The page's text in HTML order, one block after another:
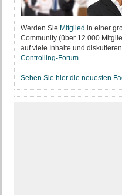
Werden Sie Mitglied in einer
Community (über 12.000
auf viele Inhalte und
Controlling-Forum.
Sehen Sie hier die neuesten